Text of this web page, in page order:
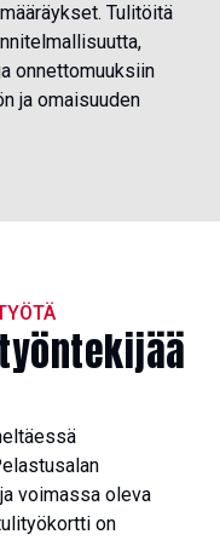
Tulitöitä
onnettomuuksiin
ja omaisuuden
voimassa oleva
on